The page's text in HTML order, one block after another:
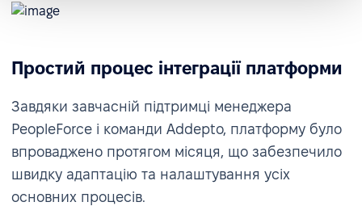
Простий процес інтеграції платформи
Завдяки завчасній підтримці менеджера
PeopleForce і команди Addepto, платформу було
впроваджено протягом місяця, що забезпечило
швидку адаптацію та налаштування усіх
основних процесів.